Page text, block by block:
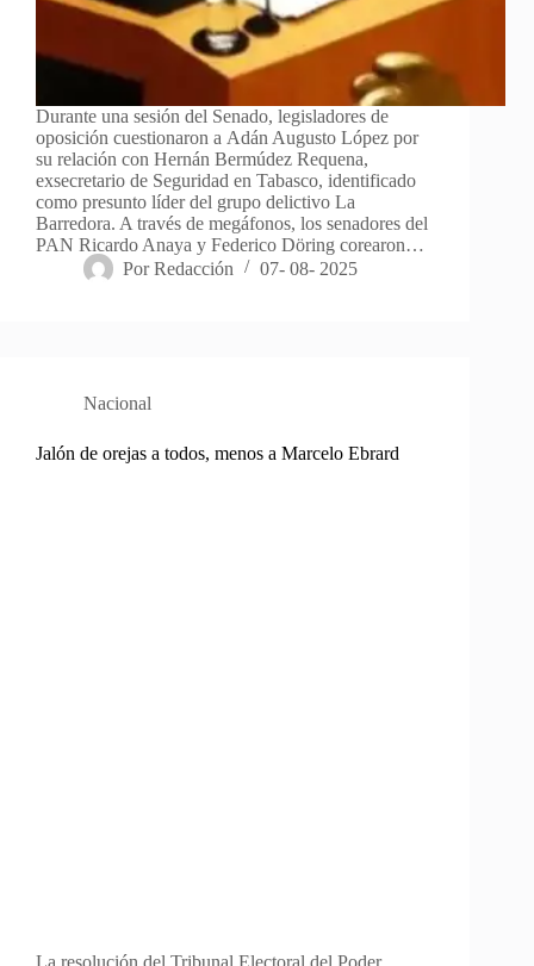
Durante una sesión del Senado, legisladores de
oposición cuestionaron a Adán Augusto López por
su relación con Hernán Bermúdez Requena,
exsecretario de Seguridad en Tabasco, identificado
como presunto líder del grupo delictivo La
Barredora. A través de megáfonos, los senadores del
PAN Ricardo Anaya y Federico Döring corearon…
Por Redacción 07- 08- 2025
Nacional
Jalón de orejas a todos, menos a Marcelo Ebrard
La resolución del Tribunal Electoral del Poder